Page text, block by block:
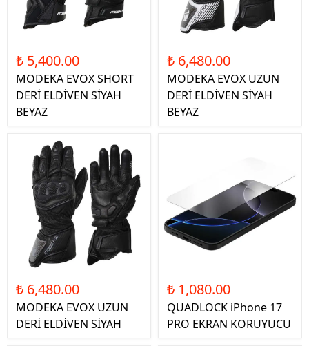
₺ 5,400.00
MODEKA EVOX SHORT
DERİ ELDİVEN SİYAH
BEYAZ
₺ 6,480.00
MODEKA EVOX UZUN
DERİ ELDİVEN SİYAH
BEYAZ
₺ 6,480.00
MODEKA EVOX UZUN
DERİ ELDİVEN SİYAH
₺ 1,080.00
QUADLOCK iPhone 17
PRO EKRAN KORUYUCU